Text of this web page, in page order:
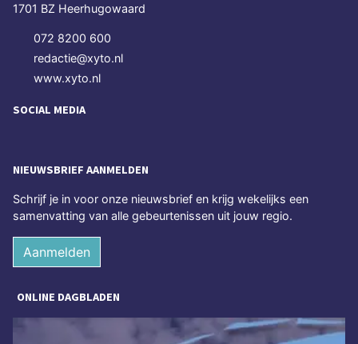
1701 BZ Heerhugowaard
072 8200 600
redactie@xyto.nl
www.xyto.nl
SOCIAL MEDIA
NIEUWSBRIEF AANMELDEN
Schrijf je in voor onze nieuwsbrief en krijg wekelijks een
samenvatting van alle gebeurtenissen uit jouw regio.
Aanmelden
ONLINE DAGBLADEN